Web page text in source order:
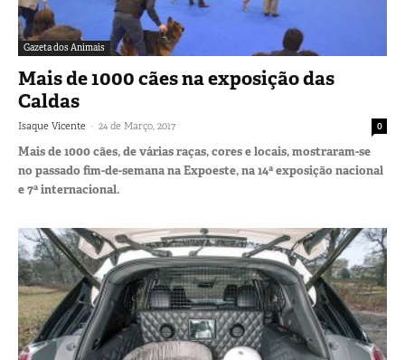
Gazeta dos Animais
Mais de 1000 cães na exposição das
Caldas
Isaque Vicente - 24 de Março, 2017 0
Mais de 1000 cães, de várias raças, cores e locais, mostraram-se
no passado fim-de-semana na Expoeste, na 14ª exposição nacional
e 7ª internacional.